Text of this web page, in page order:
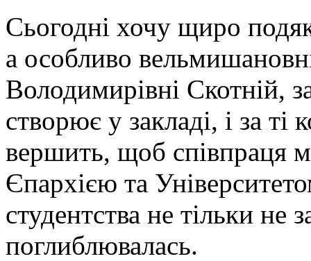
Сьогодні хочу щиро
а особливо
Володимирівні Скотній,
створює у закладі, і за ті
вершить, щоб співпраця
Єпархією та
студентства не тільки не
поглиблювалась.